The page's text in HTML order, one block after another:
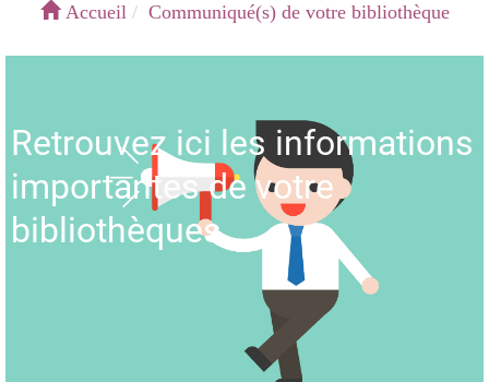
Accueil Communiqué(s) de votre bibliothèque
Retrouvez ici les informations
importantes de votre
bibliothèques.